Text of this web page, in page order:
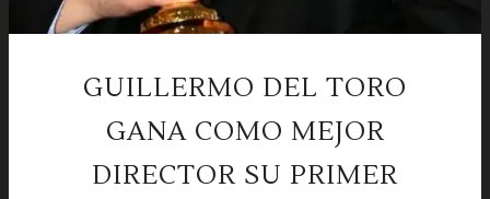
GUILLERMO DEL TORO
GANA COMO MEJOR
DIRECTOR SU PRIMER